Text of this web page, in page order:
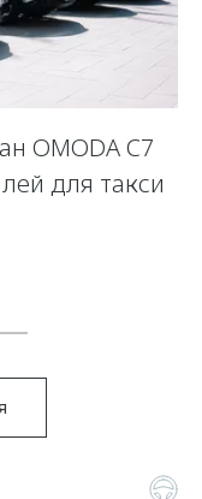
OMODA C7
для такси